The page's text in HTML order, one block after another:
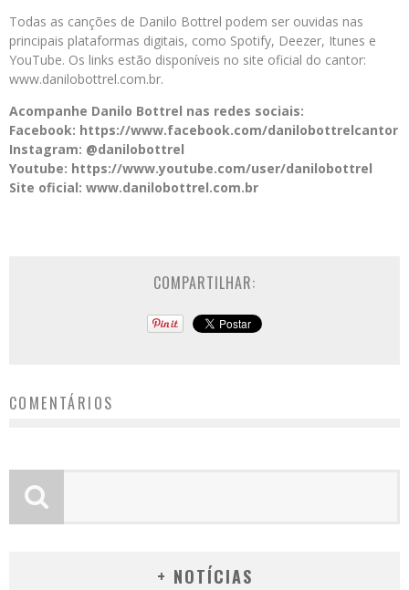
Todas as canções de Danilo Bottrel podem ser ouvidas nas
principais plataformas digitais, como Spotify, Deezer, Itunes e
YouTube. Os links estão disponíveis no site oficial do cantor:
www.danilobottrel.com.br.
Acompanhe Danilo Bottrel nas redes sociais:
Facebook: https://www.facebook.com/danilobottrelcantor
Instagram: @danilobottrel
Youtube: https://www.youtube.com/user/danilobottrel
Site oficial: www.danilobottrel.com.br
COMPARTILHAR:
COMENTÁRIOS
+ NOTÍCIAS